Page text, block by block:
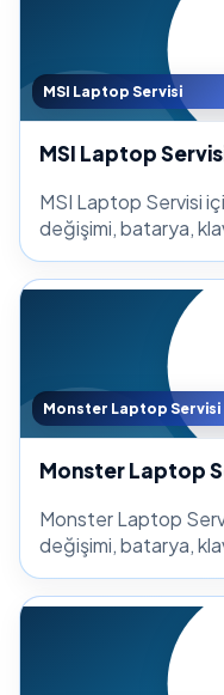
MSI Laptop Servisi
MSI Laptop
MSI Laptop Servisi
değişimi, batarya,
Monster Laptop Servisi
Monster Laptop
Monster Laptop
değişimi, batarya,